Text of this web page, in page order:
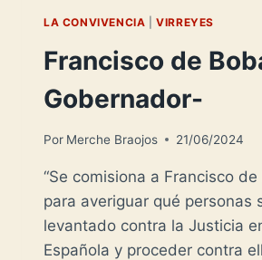
LA CONVIVENCIA |VIRREYES
Francisco de
Gobernador-
Por Merche Braojos 21/06/2024
“Se comisiona a Francisco
para averiguar qué personas
levantado contra la Justicia
Española y proceder contra